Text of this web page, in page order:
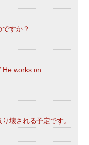
すか？
He works on
壊される予定です。